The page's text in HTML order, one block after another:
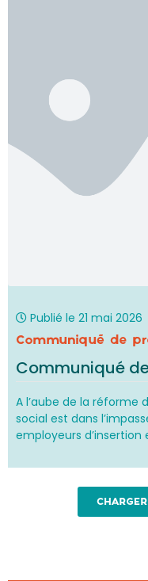
Publié le 21 mai 2026
Communiqué de
Communiqué
A l’aube de la réforme
social est dans
employeurs d’insertion